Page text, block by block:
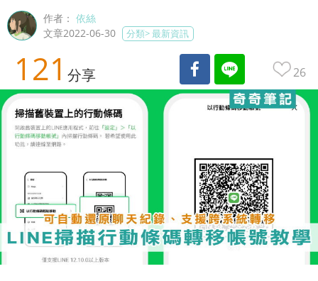
作者：依絲
文章2022-06-30
分類>最新資訊
121 分享 26